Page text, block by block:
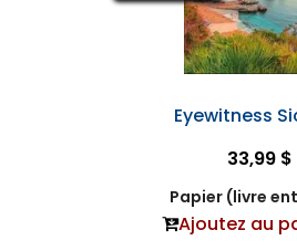
Eyewitness
33,99 $
Papier (livre
Ajoutez au